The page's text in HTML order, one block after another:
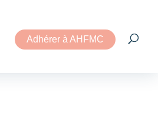
Adhérer à AHFMC